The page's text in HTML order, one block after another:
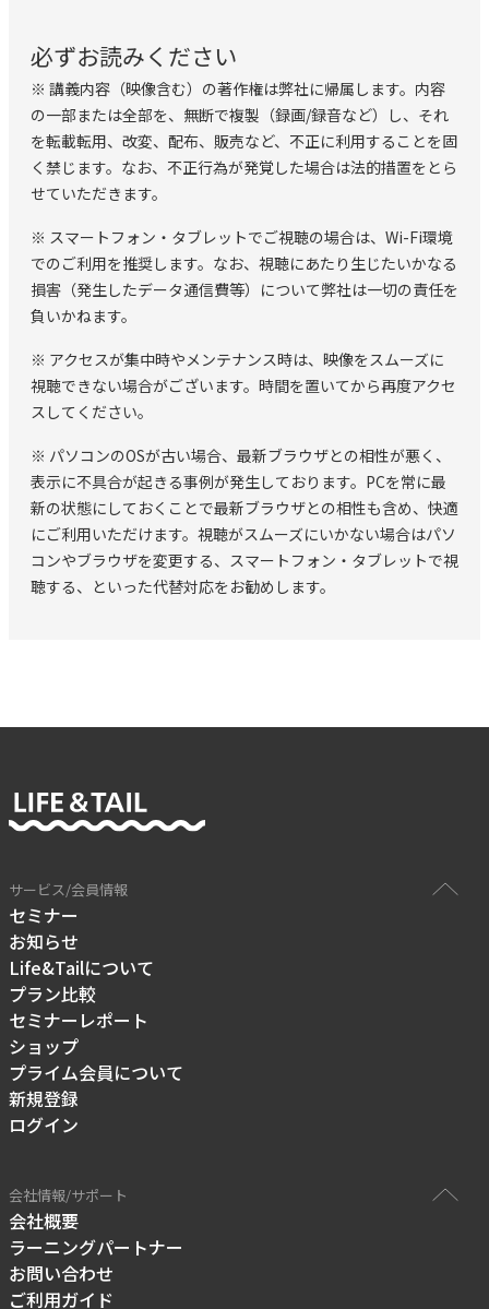
る先生
└「とりあえずやってみる」ではなく、症例ごとに検査の必
要性を判断できる軸を持ちたい方
・ 内視鏡は行っているが、所見の解釈に自信がない先生
└正常と異常の違いを言語化し、診断につなげる思考プロセ
・ BALを実施しているが、結果の読み方に不安がある先生
└細胞診の基本的な考え方、臨床との結び付け方を体系的に
学びたい方
■ハンドアウトについて
能です
■アーカイブ配信について
配信終了後7営業日より配信開始予定（60日間）
必ずお読みください
※ 講義内容（映像含む）の著作権は弊社に帰属します。内容
の一部または全部を、無断で複製（録画/録音など）し、それ
を転載転用、改変、配布、販売など、不正に利用することを固
く禁じます。なお、不正行為が発覚した場合は法的措置をとら
せていただきます。
※ スマートフォン・タブレットでご視聴の場合は、Wi-Fi環境
でのご利用を推奨します。なお、視聴にあたり生じたいかなる
損害（発生したデータ通信費等）について弊社は一切の責任を
負いかねます。
※ アクセスが集中時やメンテナンス時は、映像をスムーズに
視聴できない場合がございます。時間を置いてから再度アクセ
スしてください。
※ パソコンのOSが古い場合、最新ブラウザとの相性が悪く、
表示に不具合が起きる事例が発生しております。PCを常に最
新の状態にしておくことで最新ブラウザとの相性も含め、快適
にご利用いただけます。視聴がスムーズにいかない場合はパソ
コンやブラウザを変更する、スマートフォン・タブレットで視
聴する、といった代替対応をお勧めします。
サービス/会員情報
セミナー
お知らせ
Life&Tailについて
プラン比較
セミナーレポート
ショップ
プライム会員について
新規登録
ログイン
会社情報/サポート
会社概要
ラーニングパートナー
お問い合わせ
ご利用ガイド